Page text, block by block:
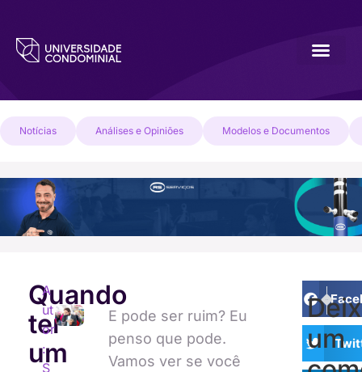
Notícias Análises e Opiniões Modelos e Documentos
Quando
ter
um
A
ut
or
:
S
E pode ser ruim? Eu
penso que pode.
Vamos ver se você
um